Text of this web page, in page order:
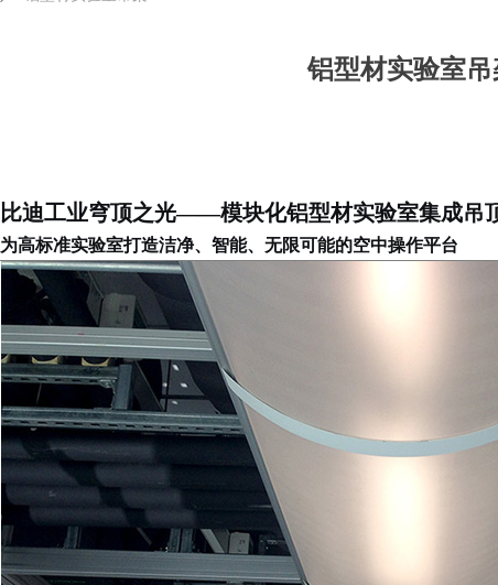
铝型材实验室吊
比迪工业穹顶之光——模块化铝型材实验室集成吊
为高标准实验室打造洁净、智能、无限可能的空中操作平台